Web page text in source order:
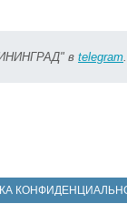
в telegram